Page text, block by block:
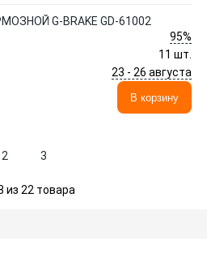
G-BRAKE GD-61002
95%
11 шт.
23 - 26 августа
В корзину
2 3
из 22 товара